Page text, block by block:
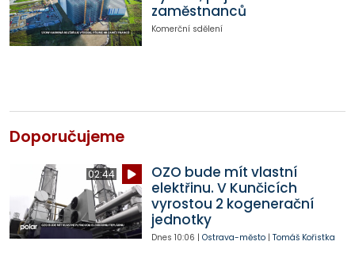
zaměstnanců
Komerční sdělení
Doporučujeme
02:44
OZO bude mít vlastní
elektřinu. V Kunčicích
vyrostou 2 kogenerační
jednotky
Dnes 10:06 | Ostrava-město| Tomáš Kořistka